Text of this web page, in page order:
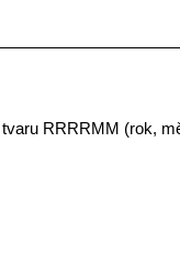
RRRRMM (rok,